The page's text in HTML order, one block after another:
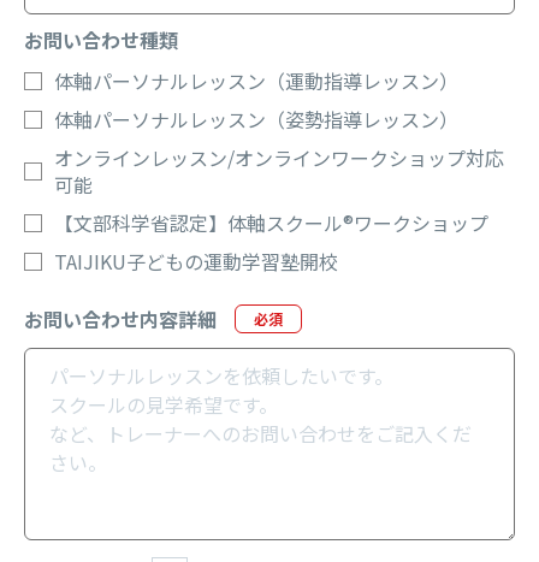
お問い合わせ種類
体軸パーソナルレッスン（運動指導レッスン）
体軸パーソナルレッスン（姿勢指導レッスン）
オンラインレッスン/オンラインワークショップ対応
可能
【文部科学省認定】体軸スクール®︎ワークショップ
TAIJIKU子どもの運動学習塾開校
お問い合わせ内容詳細
必須